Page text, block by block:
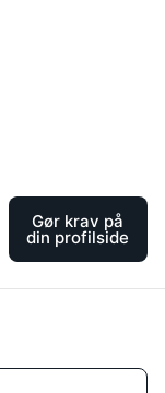
Gør krav på
din profilside